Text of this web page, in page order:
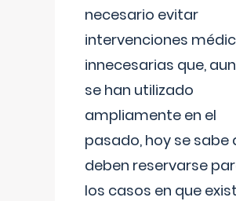
necesario evitar
intervenciones
innecesarias que,
se han utilizado
ampliamente en el
pasado, hoy se sabe
deben reservarse
los casos en que